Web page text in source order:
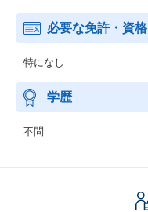
必要な免許・資格
特になし
学歴
不問